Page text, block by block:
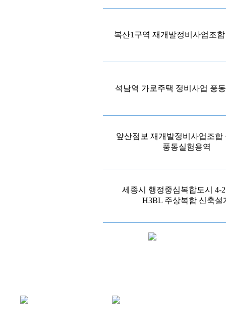
복산1구역 재개발정비사업조
석남역 가로주택 정비사업 풍
앞산점보 재개발정비사업조합
풍동실험용역
세종시 행정중심복합도시 4-
H3BL 주상복합 신축설